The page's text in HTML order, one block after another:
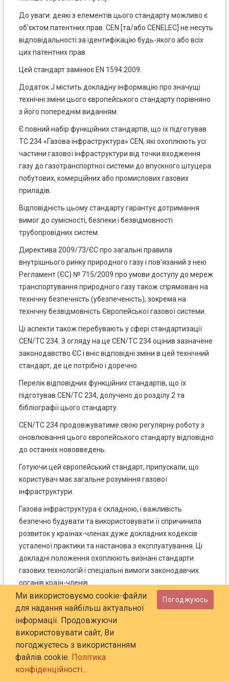
До уваги: деякі з елементів цього стандарту можливо є
об’єктом патентних прав. CEN [та/або CENELEC] не несуть
відповідальності за ідентифікацію будь-якого або всіх
цих патентних прав.
Цей стандарт замінює EN 1594:2009.
Додаток J містить докладну інформацію про значущі
технічні зміни цього європейського стандарту порівняно
з його попереднім виданням.
Є повний набір функційних стандартів, що їх підготував
ТС 234 «Газова інфраструктура» CEN, які охоплюють усі
частини газової інфраструктури від точки входження
газу до газотранспортної системи до впускного штуцера
побутових, комерційних або промислових газових
приладів.
Відповідність цьому стандарту гарантує дотримання
вимог до сумісності, безпеки і безвідмовності
трубопровідних систем.
Директива 2009/73/ЄС про загальні правила
внутрішнього ринку природного газу і пов'язаний з нею
Регламент (ЄС) № 715/2009 про умови доступу до мереж
транспортування природного газу також спрямовані на
технічну безпечність (убезпеченість), зокрема на
технічну безвідмовність Європейської газової системи.
Ці аспекти також перебувають у сфері стандартизації
CEN/TC 234. З огляду на це CEN/TC 234 оцінив зазначене
законодавство ЄС і вніс відповідні зміни в цей технічний
стандарт, де це потрібно і доречно.
Перелік відповідних функційних стандартів, що їх
підготував CEN/TC 234, долучено до розділу 2 та
бібліографії цього стандарту.
CEN/TC 234 продовжуватиме свою регулярну роботу з
оновлювання цього європейського стандарту відповідно
до останніх нововведень.
Готуючи цей європейський стандарт, припускали, що
користувач має загальне розуміння газової
інфраструктури.
Газова інфраструктура є складною, і важливість
безпечно будувати та використовувати її спричинила
розвиток у країнах-членах дуже докладних кодексів
усталеної практики та настанова з експлуатування. Ці
докладні положення охоплюють визнані стандарти
газових технологій і спеціальні вимоги законодавчих
органів країн-членів.
Відповідно до внутрішніх регламентів CEN/CENELEC цей
європейський стандарт зобов’язані запроваджувати
національні органи стандартизації таких країн: Австрії,
Бельгії, Болгарії, Хорватії, Кіпру, Чеської Республіки,
Данії, Естонії, Фінляндії, Колишньої Югославської
Республіки Македонії, Франції, Німеччини, Греції,
Угорщини, Ісландії, Ірландії, Італії, Латвії, Литви,
Ми використовуємо cookie-файли
для надання найбільш актуальної
інформації. Продовжуючи
використовувати сайт, Ви
погоджуєтесь з використанням
файлів cookie. Політика
конфіденційності...
Погоджуюсь